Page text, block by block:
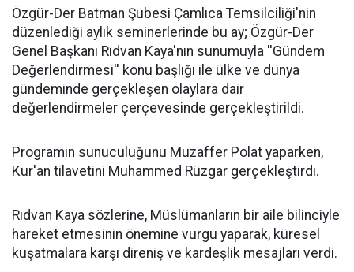
​Özgür-Der Batman Şubesi Çamlıca Temsilciliği'nin
düzenlediği aylık seminerlerinde bu ay; Özgür-Der
Genel Başkanı Rıdvan Kaya'nın sunumuyla ''Gündem
Değerlendirmesi'' konu başlığı ile ülke ve dünya
gündeminde gerçekleşen olaylara dair
değerlendirmeler çerçevesinde gerçekleştirildi.
Programın sunuculuğunu Muzaffer Polat yaparken,
Kur'an tilavetini Muhammed Rüzgar gerçekleştirdi.
Rıdvan Kaya sözlerine, Müslümanların bir aile bilinciyle
hareket etmesinin önemine vurgu yaparak, küresel
kuşatmalara karşı direniş ve kardeşlik mesajları verdi.